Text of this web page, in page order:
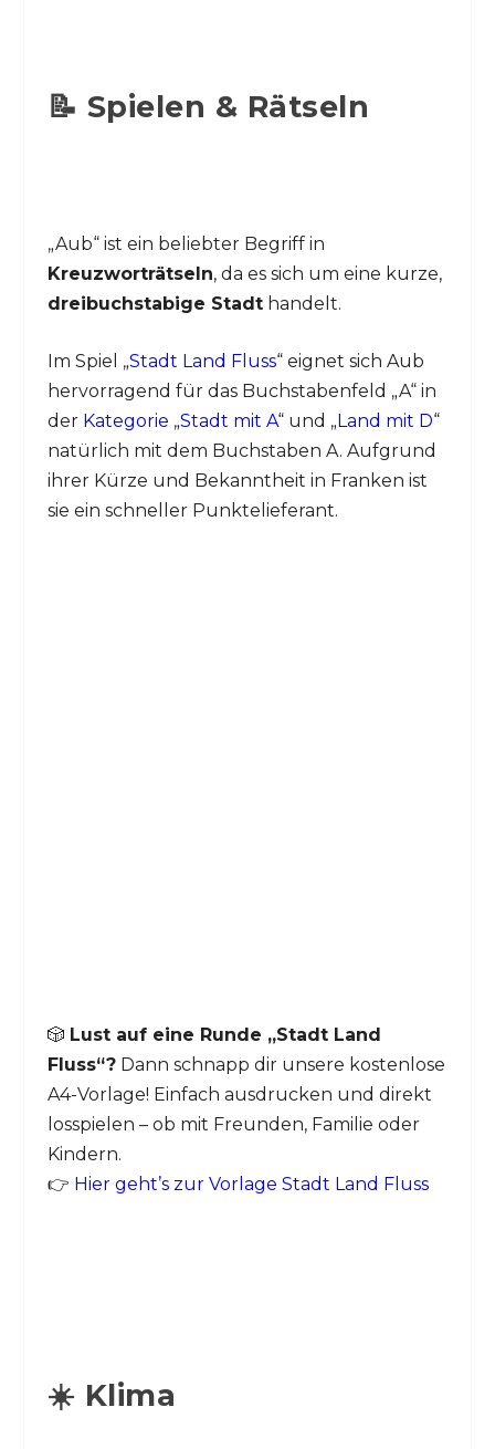
📝 Spielen & Rätseln
„Aub“ ist ein beliebter Begriff in
Kreuzworträtseln, da es sich um eine kurze,
dreibuchstabige Stadthandelt.
Im Spiel „Stadt Land Fluss“ eignet sich Aub
hervorragend für das Buchstabenfeld „A“ in
der Kategorie „Stadt mit A“ und „Land mit D“
natürlich mit dem Buchstaben A. Aufgrund
ihrer Kürze und Bekanntheit in Franken ist
sie ein schneller Punktelieferant.
🎲 Lust auf eine Runde „Stadt Land
Fluss“?Dann schnapp dir unsere kostenlose
A4-Vorlage! Einfach ausdrucken und direkt
losspielen – ob mit Freunden, Familie oder
Kindern.
👉 Hier geht’s zur Vorlage Stadt Land Fluss
☀️ Klima